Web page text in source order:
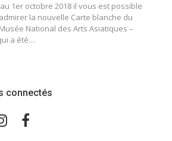
1er octobre 2018 il vous est possible
la nouvelle Carte blanche du
National des Arts Asiatiques –
a été…
connectés
Instagram